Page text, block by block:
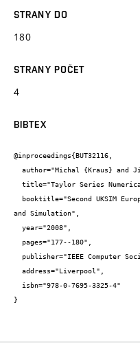
STRANY DO
180
STRANY POČET
4
BIBTEX
@inproceedings{BUT32116,
and Simulation",
}